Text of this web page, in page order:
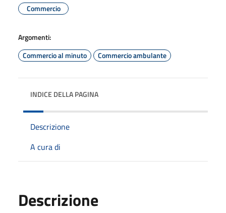
Commercio
Argomenti:
Commercio al minuto
Commercio ambulante
INDICE DELLA PAGINA
Descrizione
A cura di
Descrizione